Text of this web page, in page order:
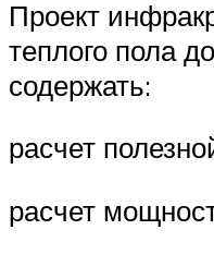
Проект
теплого пола
содержать:
расчет
расчет